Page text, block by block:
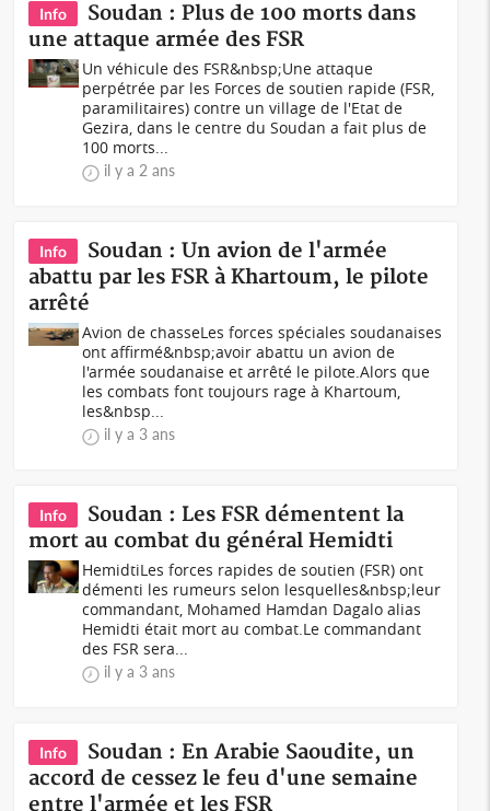
Info
Soudan : Plus de 100 morts dans
une attaque armée des FSR
Un véhicule des FSR&nbsp;Une attaque
perpétrée par les Forces de soutien rapide (FSR,
paramilitaires) contre un village de l'Etat de
Gezira, dans le centre du Soudan a fait plus de
100 morts...
il y a 2 ans
Info
Soudan : Un avion de l'armée
abattu par les FSR à Khartoum, le pilote
arrêté
Avion de chasseLes forces spéciales soudanaises
ont affirmé&nbsp;avoir abattu un avion de
l'armée soudanaise et arrêté le pilote.Alors que
les combats font toujours rage à Khartoum,
les&nbsp...
il y a 3 ans
Info
Soudan : Les FSR démentent la
mort au combat du général Hemidti
HemidtiLes forces rapides de soutien (FSR) ont
démenti les rumeurs selon lesquelles&nbsp;leur
commandant, Mohamed Hamdan Dagalo alias
Hemidti était mort au combat.Le commandant
des FSR sera...
il y a 3 ans
Info
Soudan : En Arabie Saoudite, un
accord de cessez le feu d'une semaine
entre l'armée et les FSR